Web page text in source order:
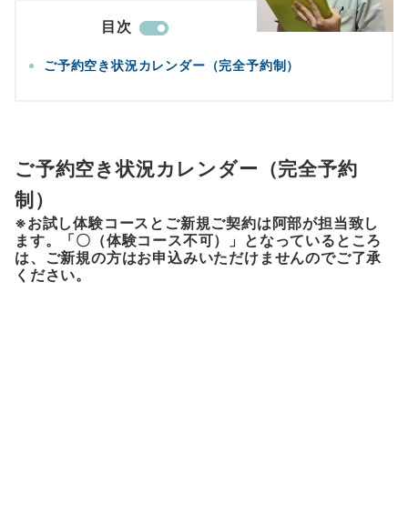
目次
ご予約空き状況カレンダー（完全予約制）
ご予約空き状況カレンダー（完全予約
制）
※お試し体験コースとご新規ご契約は阿部が担当致し
ます。「〇（体験コース不可）」となっているところ
は、ご新規の方はお申込みいただけませんのでご了承
ください。